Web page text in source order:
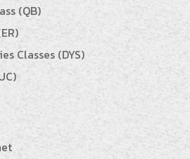
(QB)
Classes (DYS)